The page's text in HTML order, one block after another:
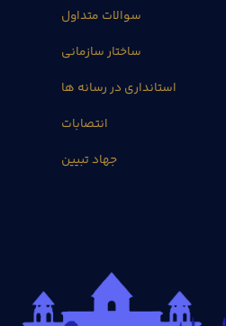
سوالات متداول
ساختار سازمانی
استانداری در رسانه ها
انتصابات
جهاد تبیین